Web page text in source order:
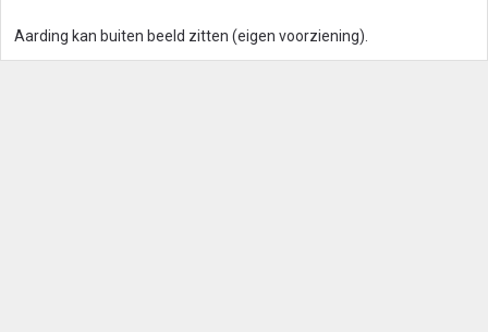
Aarding kan buiten beeld zitten (eigen voorziening).